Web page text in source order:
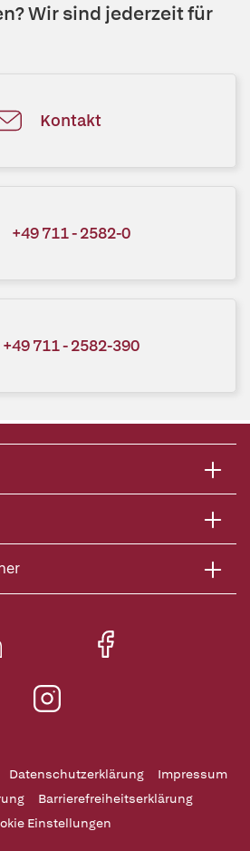
Wir sind jederzeit für
Kontakt
+49 711 - 2582-0
+49 711 - 2582-390
Datenschutzerklärung
Impressum
Barrierefreiheitserklärung
Einstellungen